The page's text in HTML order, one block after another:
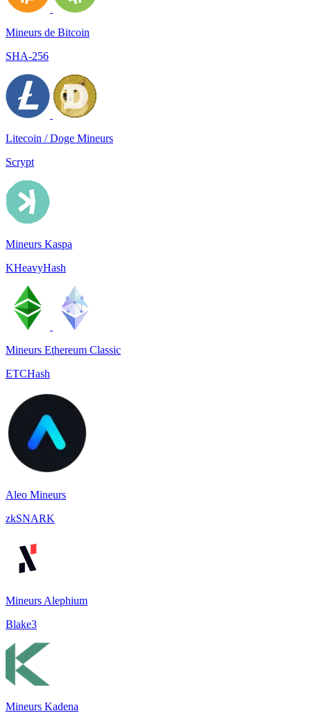
Mineurs de Bitcoin
SHA-256
Litecoin / Doge Mineurs
Scrypt
Mineurs Kaspa
KHeavyHash
Mineurs Ethereum Classic
ETCHash
Aleo Mineurs
zkSNARK
Mineurs Alephium
Blake3
Mineurs Kadena